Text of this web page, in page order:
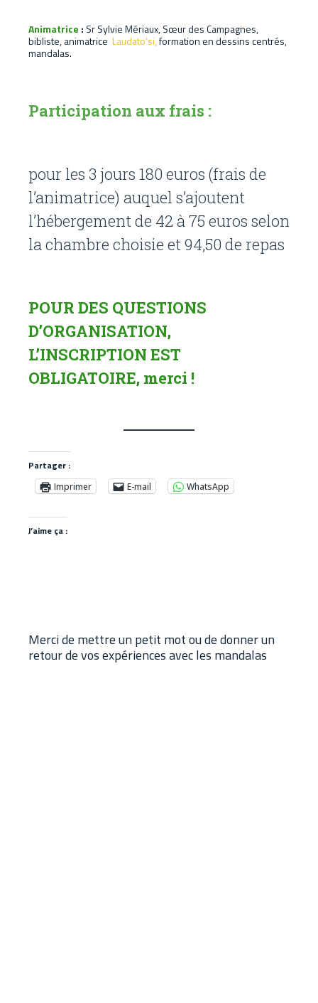
Animatrice : Sr Sylvie Mériaux, Sœur des Campagnes,
bibliste, animatrice Laudato’si,formation en dessins centrés,
mandalas.
Participation aux frais :
pour les 3 jours 180 euros (frais de
l’animatrice) auquel s’ajoutent
l’hébergement de 42 à 75 euros selon
la chambre choisie et 94,50 de repas
POUR DES QUESTIONS
D’ORGANISATION,
L’INSCRIPTION EST
OBLIGATOIRE, merci !
Partager :
Imprimer E-mail WhatsApp
J’aime ça :
Merci de mettre un petit mot ou de donner un
retour de vos expériences avec les mandalas